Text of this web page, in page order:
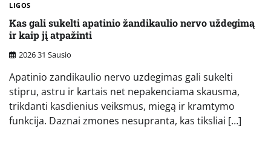
LIGOS
Kas gali sukelti apatinio žandikaulio nervo uždegimą
ir kaip jį atpažinti
2026 31 Sausio
Apatinio zandikaulio nervo uzdegimas gali sukelti
stipru, astru ir kartais net nepakenciama skausma,
trikdanti kasdienius veiksmus, miegą ir kramtymo
funkcija. Daznai zmones nesupranta, kas tiksliai […]